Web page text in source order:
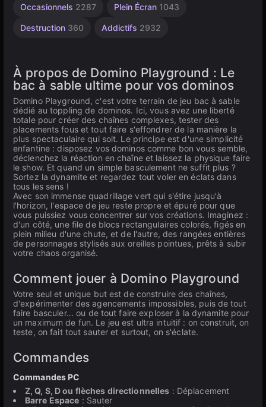
Occasionnels 2287 Plein Écran 1043
Destruction 360 Addictifs 2932
2852
414
3572
1480
ligne
À propos de Domino Playground : Le
bac à sable ultime pour vos dominos
Domino Playground, c'est votre terrain de jeu bac à sable
dédié au toppling de dominos. Ici, vous avez une liberté
totale pour créer des chaînes complexes, tester des
placements fous et tout faire s'effondrer de la manière la
plus spectaculaire qui soit. Le principe est d'une simplicité
enfantine : disposez vos dominos comme bon vous semble,
déclenchez la réaction en chaîne et laissez la physique faire
le show. Et quand un simple basculement ne suffit plus ?
Sortez la dynamite et regardez tout voler en éclats dans
tous les sens !
Avec son immense quadrillage vert qui s'étire jusqu'à
l'horizon, l'espace de jeu reste propre et épuré pour que
vous puissiez vous concentrer sur vos créations. Imaginez :
d'un côté, une file de blocs rectangulaires colorés, figés en
plein milieu d'une chute, et de l'autre, des rangées entières
de personnages stylisés aux oreilles pointues, prêts à subir
votre chaos organisé.
Comment jouer à Domino Playground
Votre seul et unique but est de construire des chaînes,
d'expérimenter des agencements impossibles, puis de tout
faire basculer... ou de tout faire exploser à la dynamite pour
un maximum de fun. Le jeu est ultra intuitif : on construit, on
teste, on fait tout sauter et surtout, on s'éclate.
Commandes
Commandes PC
Z, Q, S, D ou flèches directionnelles : Déplacement
Barre Espace : Sauter